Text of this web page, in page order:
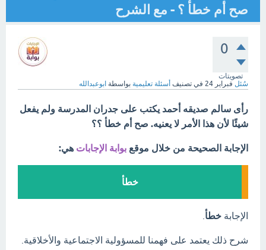
صح أم خطأ ؟ - مع الشرح
0
تصويتات
سُئل فبراير 24 في تصنيف أسئلة تعليمية بواسطة ابوعبدالله
رأى سالم صديقه أحمد يكتب على جدران المدرسة ولم يفعل
شيئًا لأن هذا الأمر لا يعنيه. صح أم خطأ ؟؟
الإجابة الصحيحة من خلال موقع بوابة الإجابات هي:
خطأ
الإجابة خطأ
شرح ذلك يعتمد على فهمنا للمسؤولية الاجتماعية والأخلاقية.